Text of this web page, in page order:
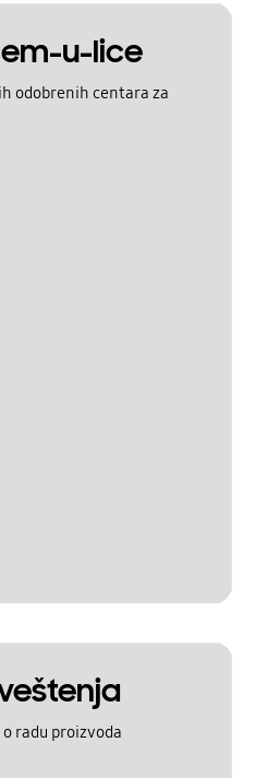
u-lice
odobrenih centara za
radu proizvoda